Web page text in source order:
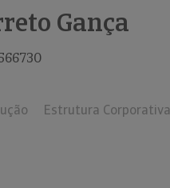
Gança
Estrutura Corporativa